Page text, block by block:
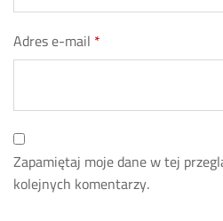
Adres e-mail *
Zapamiętaj moje dane w tej
kolejnych komentarzy.